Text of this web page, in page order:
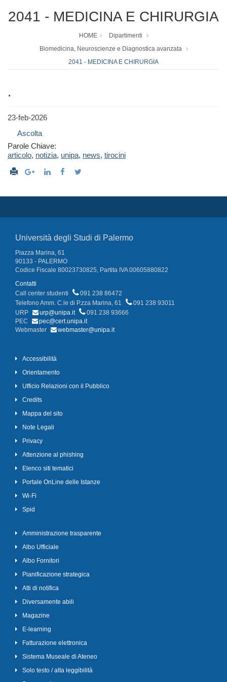
2041 - MEDICINA E CHIRURGIA
HOME
Dipartimenti
Biomedicina, Neuroscienze e Diagnostica avanzata
2041 - MEDICINA E CHIRURGIA
.
23-feb-2026
Ascolta
Parole Chiave:
articolo, notizia, unipa, news, tirocini
Università degli Studi di Palermo
Piazza Marina, 61
90133 - PALERMO
Codice Fiscale 80023730825, Partita IVA 00605880822
Contatti
Call center studenti
091 238 86472
Telefono Amm. C.le di P.zza Marina, 61
091 238 93011
URP
urp@unipa.it
091 238 93666
PEC
pec@cert.unipa.it
Webmaster
webmaster@unipa.it
Accessibilità
Orientamento
Ufficio Relazioni con il Pubblico
Credits
Mappa del sito
Note Legali
Privacy
Attenzione al phishing
Elenco siti tematici
Portale OnLine delle Istanze
Wi-Fi
Spid
Amministrazione trasparente
Albo Ufficiale
Albo Fornitori
Pianificazione strategica
Atti di notifica
Diversamente abili
Magazine
E-learning
Fatturazione elettronica
Sistema Museale di Ateneo
Solo testo / alta leggibilità